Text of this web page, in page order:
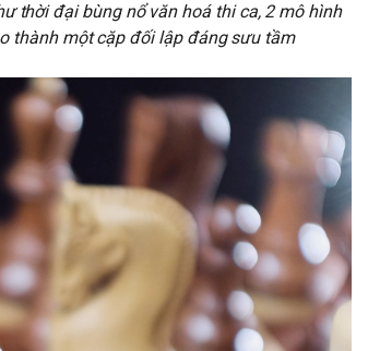
thời đại bùng nổ văn hoá thi ca, 2 mô hình
thành một cặp đối lập đáng sưu tầm